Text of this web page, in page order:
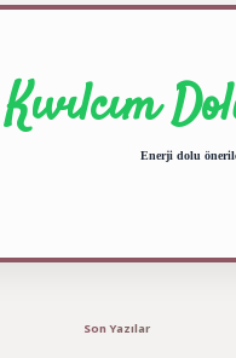
Kıvılcım
Enerji dolu
Son Yazılar